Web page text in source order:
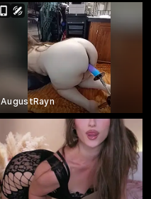
AugustRayn